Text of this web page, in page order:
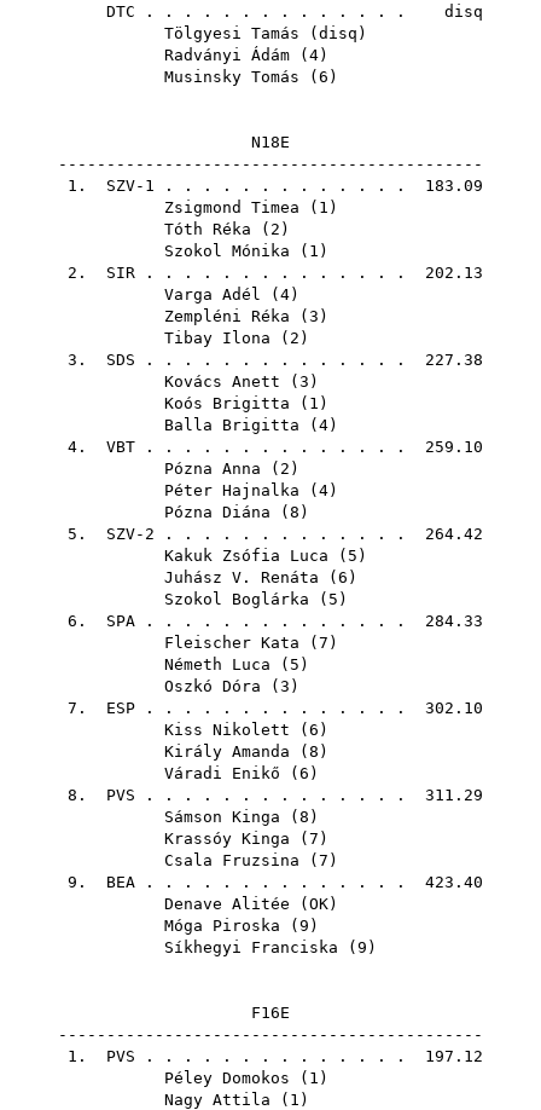
DTC . . . . . . . . . . . . . . disq
Tölgyesi Tamás ( disq )
Radványi Ádám ( 4)
Musinsky Tomás ( 6 )
N18E
--------------------------------------------
1. SZV-1 . . . . . . . . . . . . . 183.09
Zsigmond Timea ( 1 )
Tóth Réka ( 2 )
Szokol Mónika ( 1 )
2. SIR . . . . . . . . . . . . . . 202.13
Varga Adél ( 4)
Zempléni Réka ( 3 )
Tibay Ilona ( 2 )
3. SDS . . . . . . . . . . . . . . 227.38
Kovács Anett ( 3 )
Koós Brigitta ( 1 )
Balla Brigitta ( 4)
4. VBT . . . . . . . . . . . . . . 259.10
Pózna Anna ( 2 )
Péter Hajnalka ( 4)
Pózna Diána ( 8 )
5. SZV-2 . . . . . . . . . . . . . 264.42
Kakuk Zsófia Luca ( 5 )
Juhász V. Renáta ( 6 )
Szokol Boglárka ( 5 )
6. SPA . . . . . . . . . . . . . . 284.33
Fleischer Kata ( 7 )
Németh Luca ( 5 )
Oszkó Dóra ( 3 )
7. ESP . . . . . . . . . . . . . . 302.10
Kiss Nikolett ( 6 )
Király Amanda ( 8 )
Váradi Enikő ( 6 )
8. PVS . . . . . . . . . . . . . . 311.29
Sámson Kinga ( 8 )
Krassóy Kinga ( 7 )
Csala Fruzsina ( 7 )
9. BEA . . . . . . . . . . . . . . 423.40
Denave Alitée ( OK)
Móga Piroska ( 9 )
Síkhegyi Franciska ( 9 )
F16E
--------------------------------------------
1. PVS . . . . . . . . . . . . . . 197.12
Péley Domokos ( 1 )
Nagy Attila ( 1 )